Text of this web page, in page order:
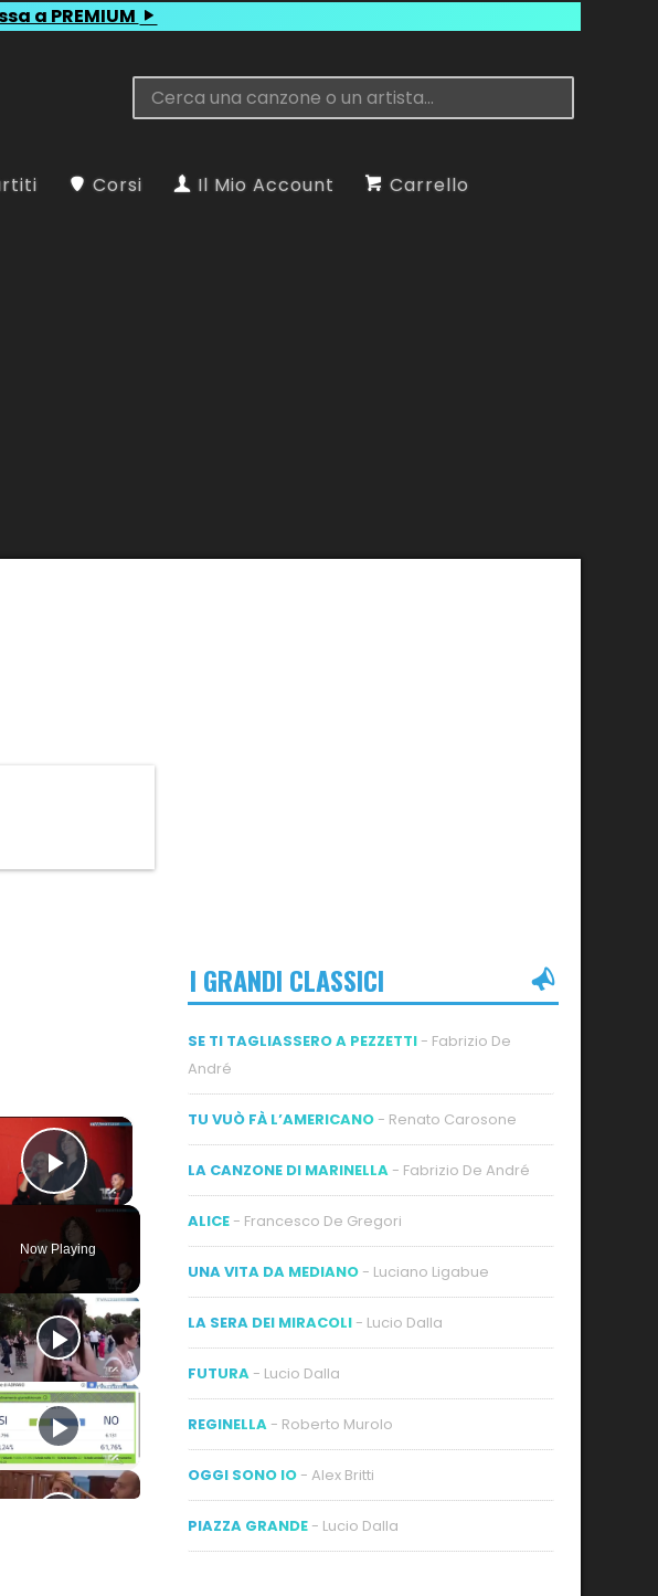
a PREMIUM
Corsi Il Mio Account Carrello
×
Play Video
Now Playing
I GRANDI CLASSICI
SE TI TAGLIASSERO A PEZZETTI - Fabrizio De
André
TU VUÒ FÀ L’AMERICANO - Renato Carosone
LA CANZONE DI MARINELLA - Fabrizio De André
ALICE - Francesco De Gregori
UNA VITA DA MEDIANO - Luciano Ligabue
LA SERA DEI MIRACOLI - Lucio Dalla
FUTURA - Lucio Dalla
REGINELLA - Roberto Murolo
OGGI SONO IO - Alex Britti
PIAZZA GRANDE - Lucio Dalla